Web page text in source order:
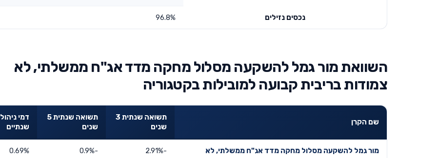
נכסים נזילים 96.8%
השוואת מור גמל להשקעה מסלול מחקה מדד אג"ח ממשלתי, לא
צמודות בריבית קבועה למובילות בקטגוריה
שם הקרן
תשואה שנתית 3
שנים
תשואה שנתית 5
שנים
דמי ניהול
שנתיים
מור גמל להשקעה מסלול מחקה מדד אג"ח ממשלתי, לא
-2.91%
-0.9%
0.69%